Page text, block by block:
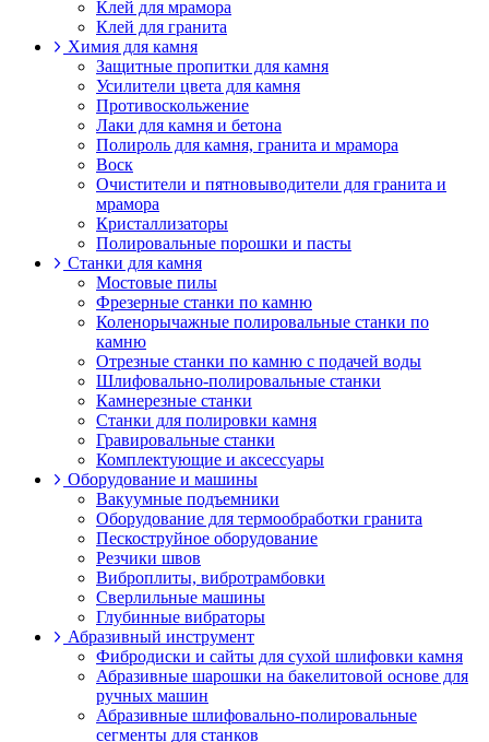
Клей для мрамора
Клей для гранита
Химия для камня
Защитные пропитки для камня
Усилители цвета для камня
Противоскольжение
Лаки для камня и бетона
Полироль для камня, гранита и мрамора
Воск
Очистители и пятновыводители для гранита и
мрамора
Кристаллизаторы
Полировальные порошки и пасты
Станки для камня
Мостовые пилы
Фрезерные станки по камню
Коленорычажные полировальные станки по
камню
Отрезные станки по камню с подачей воды
Шлифовально-полировальные станки
Камнерезные станки
Станки для полировки камня
Гравировальные станки
Комплектующие и аксессуары
Оборудование и машины
Вакуумные подъемники
Оборудование для термообработки гранита
Пескоструйное оборудование
Резчики швов
Виброплиты, вибротрамбовки
Cверлильные машины
Глубинные вибраторы
Абразивный инструмент
Фибродиски и сайты для сухой шлифовки камня
Абразивные шарошки на бакелитовой основе для
ручных машин
Абразивные шлифовально-полировальные
сегменты для станков